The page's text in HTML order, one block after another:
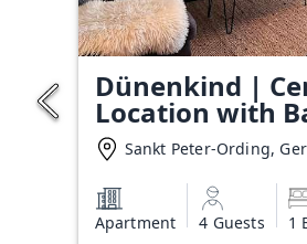
Dünenkind |
Location with
Box-Spring Bed
Sankt Peter-Ording,
Apartment 4 Guests 1